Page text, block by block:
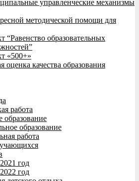
управленческие механизмы
методической помощи для
“Равенство образовательных
«500+»
оценка качества образования
работа
образование
образование
работа
2021 год
2022 год